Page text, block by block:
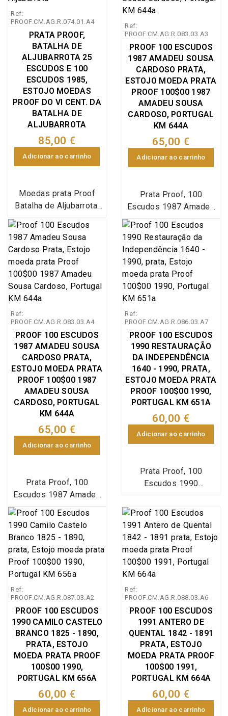
Moeda (INCM), World
Coins Portugal
KM#629a (Silver Proof)
do Cinquentenário da
Morte de Fernando
Pessoa 1935-1985,
moedas 100$00 1986
Fernando Pessoa
PROOF e BNC em
Estojo, Emissão
especial da Imprensa
Nacional Casa da
Moeda (INCM), World
Coins Portugal
KM#628a + KM#628,
Ref:
PROOF.CM.AG.R.074.01.A4
PRATA PROOF,
BATALHA DE
ALJUBARROTA 25
ESCUDOS E 100
ESCUDOS 1985,
ESTOJO MOEDAS
PROOF DO VI CENT. DA
BATALHA DE
ALJUBARROTA
85,00 €
Adicionar ao carrinho
Moedas prata Proof
Batalha de Aljubarrota,
25$00 e 100$00 Batalha
de Aljubarrota 1985
Prata PROOF, Estojo 25
Escudos Cortes de
Coimbra (D. João I
1385-1985) e 100
Escudos Batalha de
Aljubarrota 1385-1985
Centenário da Batalha
de Aljubarrota 1985,
emissão conjunta de
moedas da Batalha de
Aljubarrota em prata
acabamento Proof em
Estojo, Emissão
especial da Imprensa
Nacional Casa da
Moeda (INCM), World
(KM#627a-KM#630a)
Ref:
PROOF.CM.AG.R.083.03.A3
PROOF 100 ESCUDOS
1987 AMADEU SOUSA
CARDOSO PRATA,
ESTOJO MOEDA PRATA
PROOF 100$00 1987
AMADEU SOUSA
CARDOSO, PORTUGAL
KM 644A
65,00 €
Adicionar ao carrinho
Prata Proof, 100
Escudos 1987 Amadeo
de Souza Cardoso,
Estojo com moeda prata
Proof 100 Escudos
1987 comemorativa do
Centenário do
nacimento do pintor
Amadeo de Souza
Cardoso 1887-1987,
100$00 1987 Amadeu
prata proof emissão
especial da Imprensa
Nacional Casa da
Moeda (INCM), World
Coins Portugal
KM#644a (Silver Proof)
Ref:
PROOF.CM.AG.R.083.03.A4
PROOF 100 ESCUDOS
1987 AMADEU SOUSA
CARDOSO PRATA,
ESTOJO MOEDA PRATA
PROOF 100$00 1987
AMADEU SOUSA
CARDOSO, PORTUGAL
KM 644A
65,00 €
Adicionar ao carrinho
Prata Proof, 100
Escudos 1987 Amadeo
de Souza Cardoso,
Estojo com moeda prata
Proof 100 Escudos
1987 comemorativa do
Centenário do
nacimento do pintor
Amadeo de Souza
Cardoso 1887-1987,
Sousa Cardoso em
prata proof emissão
especial da Imprensa
Nacional Casa da
Moeda (INCM), World
Coins Portugal
KM#644a (Silver Proof)
Ref:
PROOF.CM.AG.R.086.03.A7
PROOF 100 ESCUDOS
1990 RESTAURAÇÃO
DA INDEPENDÊNCIA
1640 - 1990, PRATA,
ESTOJO MOEDA PRATA
PROOF 100$00 1990,
PORTUGAL KM 651A
60,00 €
Adicionar ao carrinho
Prata Proof, 100
Escudos 1990
Independência 1640 -
1990, Estojo moeda
prata Proof 100$00
1990 comemorativa do
350º Aniversário da
Restauração da
1990, Emissão especial
da Imprensa Nacional
Casa da Moeda (INCM),
World Coins Portugal
KM#651a (Silver Proof)
Ref:
PROOF.CM.AG.R.087.03.A2
PROOF 100 ESCUDOS
1990 CAMILO CASTELO
BRANCO 1825 - 1890,
PRATA, ESTOJO
MOEDA PRATA PROOF
100$00 1990,
PORTUGAL KM 656A
60,00 €
Adicionar ao carrinho
Ref:
PROOF.CM.AG.R.088.03.A6
PROOF 100 ESCUDOS
1991 ANTERO DE
QUENTAL 1842 - 1891
PRATA, ESTOJO
MOEDA PRATA PROOF
100$00 1991,
PORTUGAL KM 664A
60,00 €
Adicionar ao carrinho